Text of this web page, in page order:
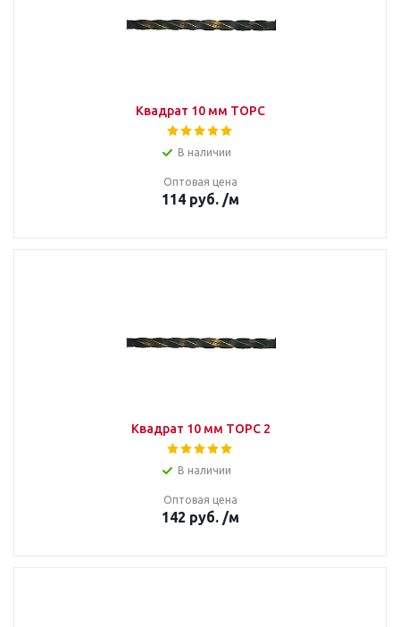
Квадрат 10 мм ТОРС
В наличии
Оптовая цена
114 руб. /м
Квадрат 10 мм ТОРС 2
В наличии
Оптовая цена
142 руб. /м